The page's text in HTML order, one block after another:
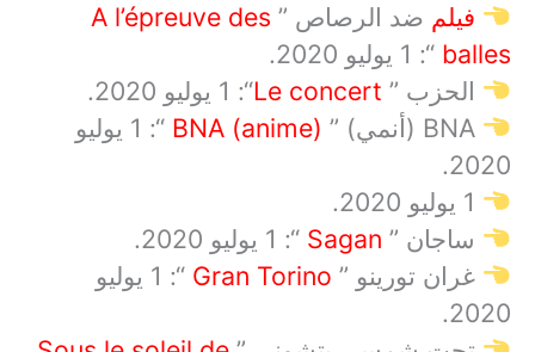
فيلمضد الرصاص ”A l’épreuve des
balles “: 1 يوليو 2020.
الحزب ”Le concert“: 1 يوليو 2020.
BNA (أنمي) ”BNA (anime)
“: 1 يوليو
2020.
1 يوليو 2020.
ساجان ”Sagan “: 1 يوليو 2020.
غران تورينو ”Gran Torino
“: 1 يوليو
2020.